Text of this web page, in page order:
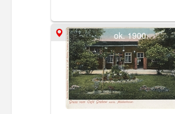
Wieża ta była wzorowana na
Więziennej z przedbramia ul.
Gdańsku. Kościół ten otwarto
uroczyście 17 IX 1901 r. przy
cesarzowej Augusty, żony
Zniszczony został w marcu
zburzono pozostałości w latach
57. Pocztówka w obiegu od 29
ok. 1900